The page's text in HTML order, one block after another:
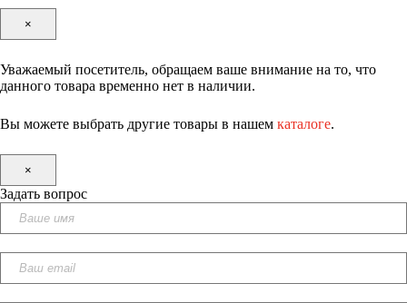
×
Уважаемый посетитель, обращаем ваше внимание на то, что
данного товара временно нет в наличии.
Вы можете выбрать другие товары в нашем каталоге.
×
Задать вопрос